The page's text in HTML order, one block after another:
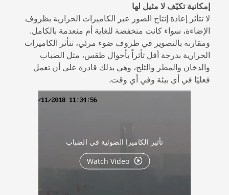
إمكانية تكيّف لا مثيل لها
لا تتأثر إعادة إنتاج الصور عبر الكاميرات الحرارية بظروف
الإضاءة، سواء كانت منخفضة للغاية أم منعدمة بالكامل.
ومقارنة بالتصوير في ظروف ضوء مرئي، تتأثر الكاميرات
الحرارية بدرجة أقل تأثراً بأحوال طقس، مثل الضباب
والدخان والمطر والثلج، وهي بذلك قادرة على أن تعمل
فعليًا في أي بيئة وفي أي وقت.
تأثير الكاميرا الضوئية في الضباب